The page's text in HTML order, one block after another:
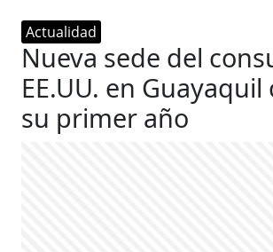
Actualidad
Nueva sede del
EE.UU. en
su primer año